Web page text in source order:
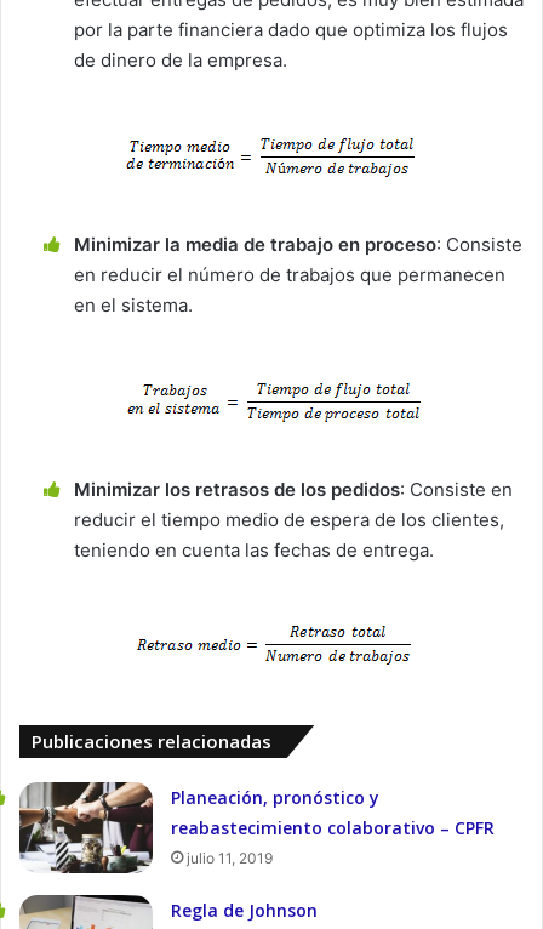
por la parte financiera dado que optimiza los flujos
de dinero de la empresa.
Minimizar la media de trabajo en proceso: Consiste
en reducir el número de trabajos que permanecen
en el sistema.
Minimizar los retrasos de los pedidos: Consiste en
reducir el tiempo medio de espera de los clientes,
teniendo en cuenta las fechas de entrega.
Publicaciones relacionadas
Planeación, pronóstico y
reabastecimiento colaborativo – CPFR
julio 11, 2019
Regla de Johnson